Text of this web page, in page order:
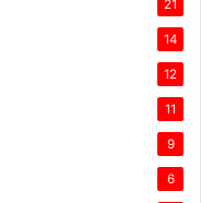
21
14
12
11
9
6